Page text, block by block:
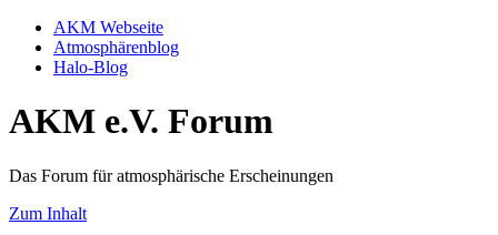
AKM Webseite
Atmosphärenblog
Halo-Blog
AKM e.V. Forum
Das Forum für atmosphärische Erscheinungen
Zum Inhalt